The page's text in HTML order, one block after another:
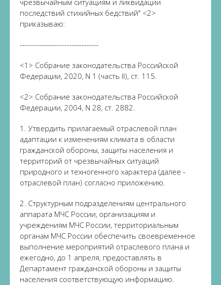
чрезвычайным ситуациям и ликвидации
последствий стихийных бедствий" <2>
приказываю:
--------------------------------
<1> Собрание законодательства Российской
Федерации, 2020, N 1 (часть II), ст. 115.
<2> Собрание законодательства Российской
Федерации, 2004, N 28, ст. 2882.
1. Утвердить прилагаемый отраслевой план
адаптации к изменениям климата в области
гражданской обороны, защиты населения и
территорий от чрезвычайных ситуаций
природного и техногенного характера (далее -
отраслевой план) согласно приложению.
2. Структурным подразделениям центрального
аппарата МЧС России, организациям и
учреждениям МЧС России, территориальным
органам МЧС России обеспечить своевременное
выполнение мероприятий отраслевого плана и
ежегодно, до 1 апреля, предоставлять в
Департамент гражданской обороны и защиты
населения соответствующую информацию.